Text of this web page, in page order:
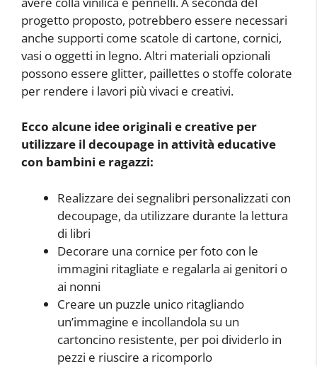
progetto proposto, potrebbero essere necessari
anche supporti come scatole di cartone, cornici,
vasi o oggetti in legno. Altri materiali opzionali
possono essere glitter, paillettes o stoffe colorate
per rendere i lavori più vivaci e creativi.
Ecco alcune idee originali e creative per
utilizzare il decoupage in attività educative
con bambini e ragazzi:
Realizzare dei segnalibri personalizzati con
decoupage, da utilizzare durante la lettura
di libri
Decorare una cornice per foto con le
immagini ritagliate e regalarla ai genitori o
ai nonni
Creare un puzzle unico ritagliando
un’immagine e incollandola su un
cartoncino resistente, per poi dividerlo in
pezzi e riuscire a ricomporlo